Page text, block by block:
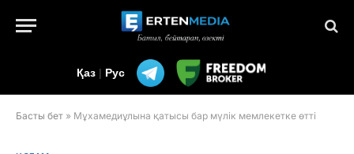
Қаз | Рус
Басты бет » Мұхамедиұлына қатысы бар мүлік мемлекетке өтті